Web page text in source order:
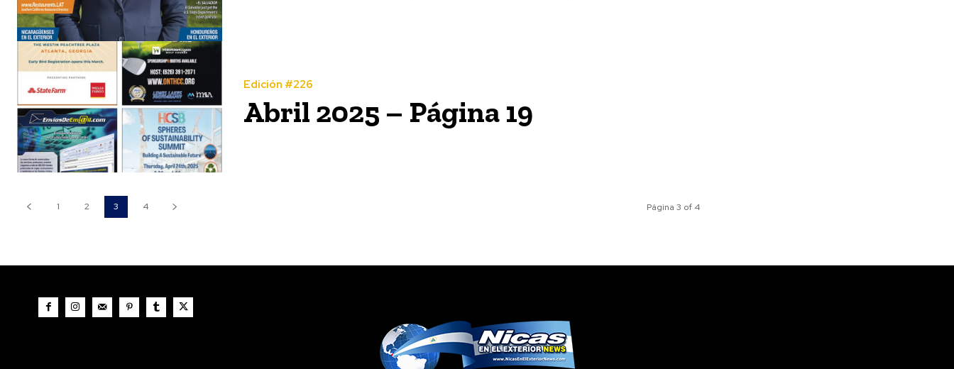
Edición #226
Abril 2025 – Página 19
1 2 3 4 Página 3 of 4